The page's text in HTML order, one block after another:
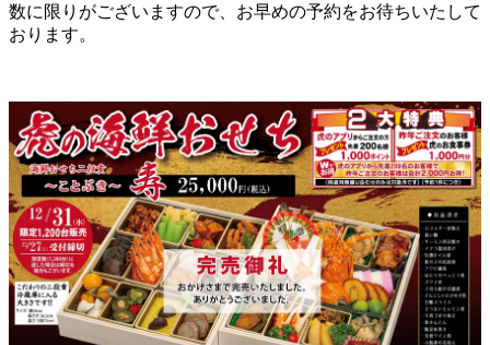
数に限りがございますので、お早めの予約をお待ちいたして
おります。